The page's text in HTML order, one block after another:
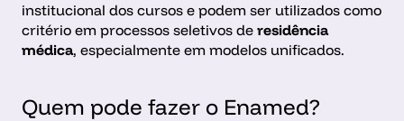
institucional dos cursos e podem ser utilizados como
critério em processos seletivos de residência
médica, especialmente em modelos unificados.
Quem pode fazer o Enamed?